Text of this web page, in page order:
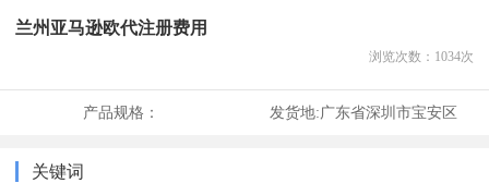
兰州亚马逊欧代注册费用
浏览次数： 1034次
产品规格： 发货地:广东省深圳市宝安区
关键词